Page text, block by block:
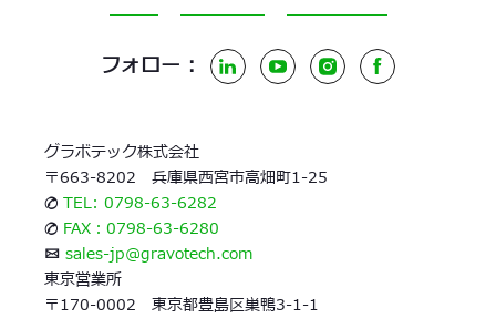
フォロー : LinkedInYouTubeInstagramFacebook
グラボテック株式会社
〒663-8202 兵庫県西宮市高畑町1-25
✆ TEL: 0798-63-6282
✆ FAX：0798-63-6280
✉ sales-jp@gravotech.com
東京営業所
〒170-0002 東京都豊島区巣鴨3-1-1